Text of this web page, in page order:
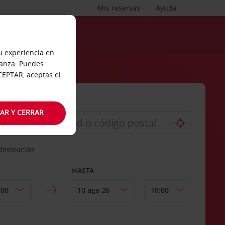
Ayuda
Mis reservas
HASTA
experiencia en
Puedes
aceptas el
Y CERRAR